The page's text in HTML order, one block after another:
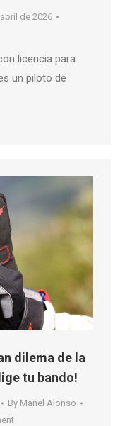
de 2026
licencia para
un piloto de
dilema de la
tu bando!
By Manel Alonso